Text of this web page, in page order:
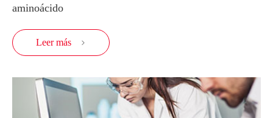
aminoácido
Leer más 